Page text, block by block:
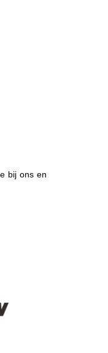
bij ons en